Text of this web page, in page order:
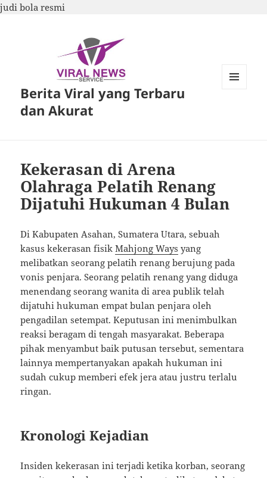
judi bola resmi
Berita Viral yang Terbaru
dan Akurat
Kekerasan di Arena
Olahraga Pelatih Renang
Dijatuhi Hukuman 4 Bulan
Di Kabupaten Asahan, Sumatera Utara, sebuah
kasus kekerasan fisikMahjong Ways yang
melibatkan seorang pelatih renang berujung pada
vonis penjara. Seorang pelatih renang yang diduga
menendang seorang wanita di area publik telah
dijatuhi hukuman empat bulan penjara oleh
pengadilan setempat. Keputusan ini menimbulkan
reaksi beragam di tengah masyarakat. Beberapa
pihak menyambut baik putusan tersebut, sementara
lainnya mempertanyakan apakah hukuman ini
sudah cukup memberi efek jera atau justru terlalu
ringan.
Kronologi Kejadian
Insiden kekerasan ini terjadi ketika korban, seorang